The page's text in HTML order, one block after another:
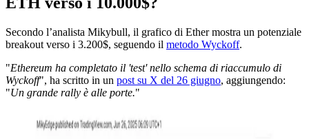
Secondo l’analista Mikybull, il grafico di Ether mostra un potenziale
breakout verso i 3.200$, seguendo il metodo Wyckoff.
"Ethereum ha completato il 'test' nello schema di riaccumulo di
Wyckoff", ha scritto in un post su X del 26 giugno, aggiungendo:
"Un grande rally è alle porte."